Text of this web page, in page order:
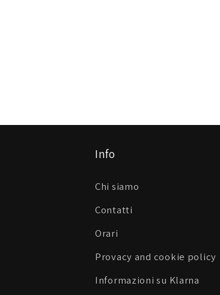
Info
Chi siamo
Contatti
Orari
Provacy and cookie policy
Informazioni su Klarna